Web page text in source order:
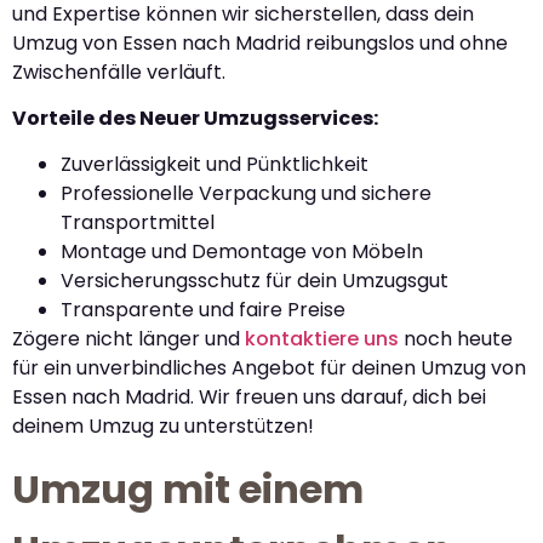
und Expertise können wir sicherstellen, dass dein
Umzug von Essen nach Madrid reibungslos und ohne
Zwischenfälle verläuft.
Vorteile des Neuer Umzugsservices:
Zuverlässigkeit und Pünktlichkeit
Professionelle Verpackung und sichere
Transportmittel
Montage und Demontage von Möbeln
Versicherungsschutz für dein Umzugsgut
Transparente und faire Preise
Zögere nicht länger und kontaktiere uns noch heute
für ein unverbindliches Angebot für deinen Umzug von
Essen nach Madrid. Wir freuen uns darauf, dich bei
deinem Umzug zu unterstützen!
Umzug mit einem